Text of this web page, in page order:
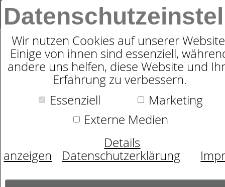
Wir nutzen Cookies auf unserer
Einige von ihnen sind essenziell,
andere uns helfen, diese Website und
Erfahrung zu verbessern.
Essenziell
Marketing
Externe Medien
Details
anzeigen
Datenschutzerklärung
TENCEL-LYOCELL BETTWÄSCHE
LOTUS 8569